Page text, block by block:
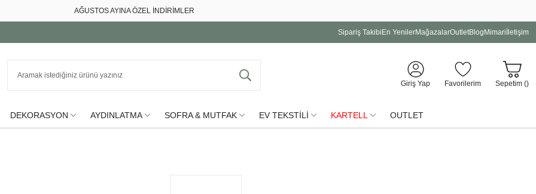
AĞUSTOS AYINA ÖZEL İNDİRİMLER
Sipariş Takibi En YenilerMağazalarOutletBlog Mimari İletişim
Giriş Yap Favorilerim Sepetim ()
DEKORASYON AYDINLATMA SOFRA & MUTFAK EV TEKSTİLİ KARTELL OUTLET